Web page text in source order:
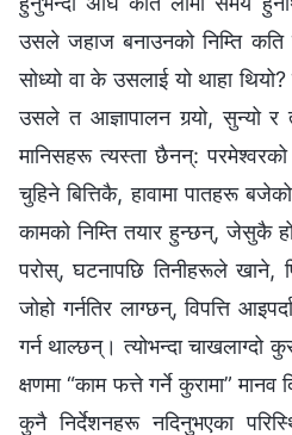
उसले जहाज बनाउनको निम्ति
सोध्यो वा के उसलाई यो थाहा
उसले त आज्ञापालन गर्‍यो, सुन्यो र
मानिसहरू त्यस्ता छैनन्:
चुहिने बित्तिकै, हावामा पातहरू
कामको निम्ति तयार हुन्छन्, जेसुकै
परोस्, घटनापछि तिनीहरूले खाने,
जोहो गर्नतिर लाग्छन्, विपत्ति
गर्न थाल्छन्। त्योभन्दा चाखलाग्दो
क्षणमा “काम फत्ते गर्ने कुरामा”
कुनै निर्देशनहरू नदिनुभएका